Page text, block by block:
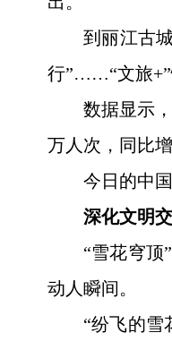
到丽江古
行”……“文旅+”
数据显示
万人次，同比
今日的中
深化文明
“雪花穹顶
动人瞬间。
“纷飞的雪